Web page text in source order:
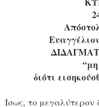
διότι
Ίσως, το